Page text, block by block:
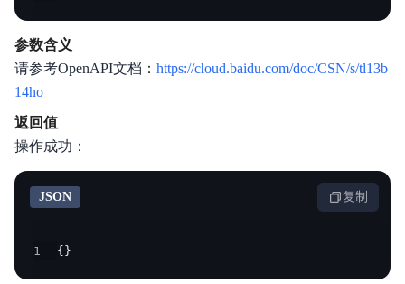
参数含义
请参考OpenAPI文档： https://cloud.baidu.com/doc/CSN/s/tl13b
14ho
返回值
操作成功：
JSON 复制
1 {}